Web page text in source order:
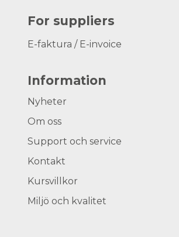
For suppliers
E-faktura / E-invoice
Information
Nyheter
Om oss
Support och service
Kontakt
Kursvillkor
Miljö och kvalitet